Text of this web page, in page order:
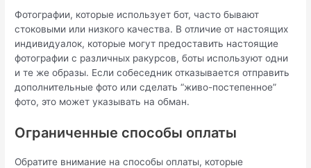
Фотографии, которые использует бот, часто бывают
стоковыми или низкого качества. В отличие от настоящих
индивидуалок, которые могут предоставить настоящие
фотографии с различных ракурсов, боты используют одни
и те же образы. Если собеседник отказывается отправить
дополнительные фото или сделать “живо-постепенное”
фото, это может указывать на обман.
Ограниченные способы оплаты
Обратите внимание на способы оплаты, которые